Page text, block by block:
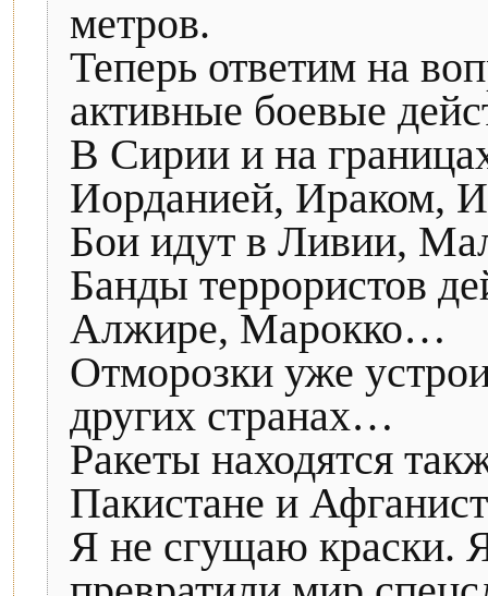
метров.
Теперь ответим на
активные боевые
В Сирии и на
Иорданией, Ираком,
Бои идут в Ливии,
Банды террористов
Алжире, Марокко…
Отморозки уже
других странах…
Ракеты находятся
Пакистане и
Я не сгущаю краски.